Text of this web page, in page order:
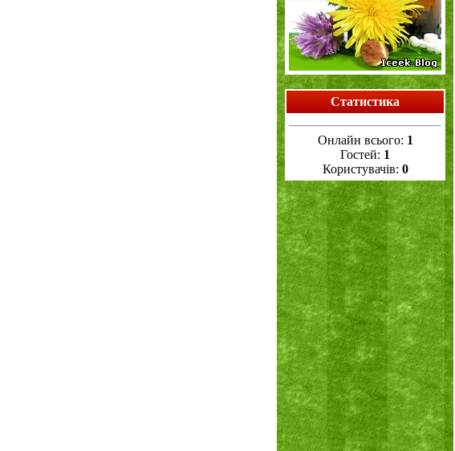
Статистика
Онлайн всього: 1
Гостей: 1
Користувачів: 0